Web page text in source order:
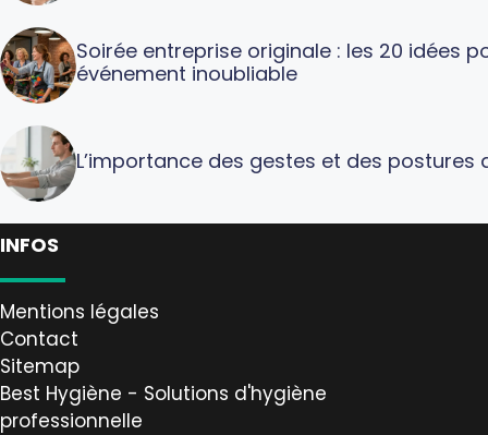
Soirée entreprise originale : les 20 idées
événement inoubliable
L’importance des gestes et des postures
INFOS
Mentions légales
Contact
Sitemap
Best Hygiène - Solutions d'hygiène
professionnelle